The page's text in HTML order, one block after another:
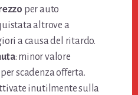
per auto
altrove a
a causa del ritardo.
: minor valore
scadenza offerta.
inutilmente sulla